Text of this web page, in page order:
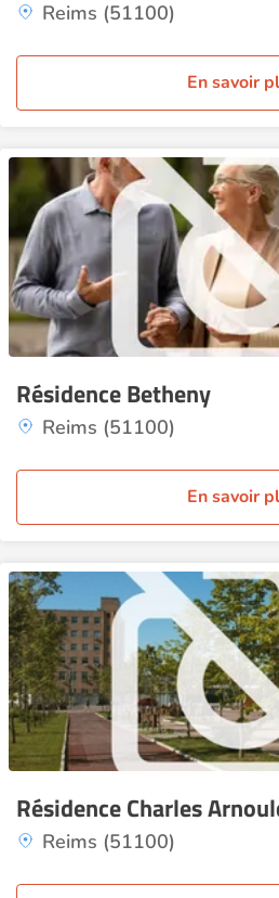
Reims (51100)
En savoir
Résidence Betheny
Reims (51100)
En savoir
Résidence Charles
Reims (51100)